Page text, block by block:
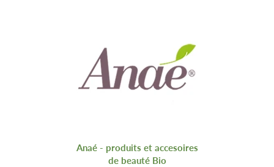
Anaé - produits et accesoires
de beauté Bio